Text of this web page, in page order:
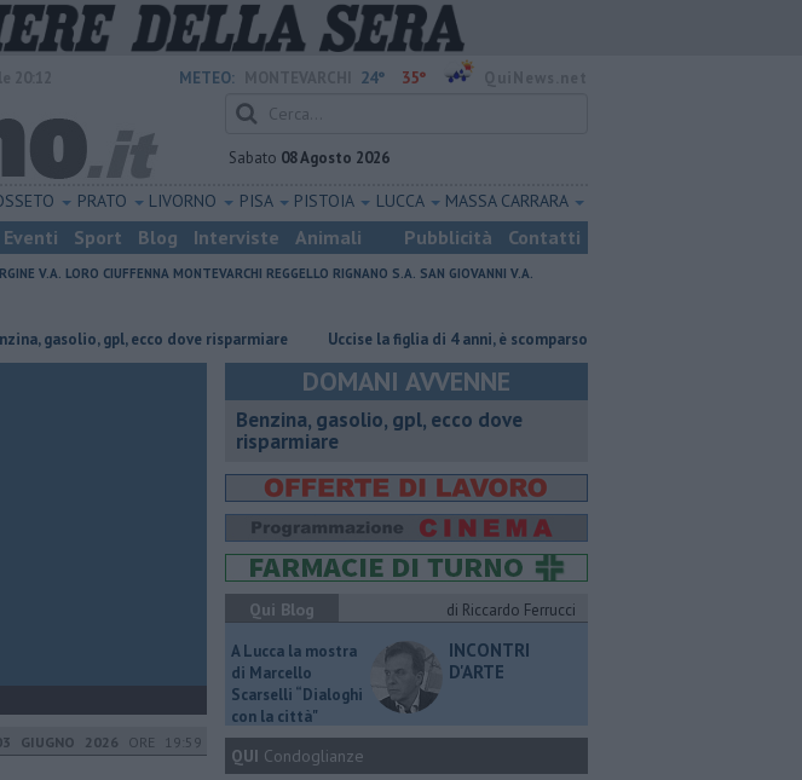
METEO: 24° 35°
Sabato 08 Agosto 2026
PRATO LIVORNO PISA PISTOIA LUCCA MASSA CARRARA
Eventi Sport Blog Interviste Animali Pubblicità Contatti
V.A. LORO CIUFFENNA MONTEVARCHI REGGELLO RIGNANO S.A. SAN GIOVANNI V.A.
gpl, ecco dove risparmiare Uccise la figlia di 4 anni, è scomparso ​Tutte le offerte di lavoro in
GIUGNO 2026 ORE 19:59
DOMANI AVVENNE
​Benzina, gasolio, gpl, ecco dove
risparmiare
Qui Blog
di Riccardo Ferrucci
A Lucca la mostra
di Marcello
Scarselli “Dialoghi
con la città"
INCONTRI
D'ARTE
QUI Condoglianze